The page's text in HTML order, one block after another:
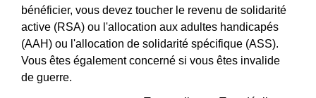
bénéficier, vous devez toucher le revenu de solidarité
active (RSA) ou l'allocation aux adultes handicapés
(AAH) ou l'allocation de solidarité spécifique (ASS).
Vous êtes également concerné si vous êtes invalide
de guerre.